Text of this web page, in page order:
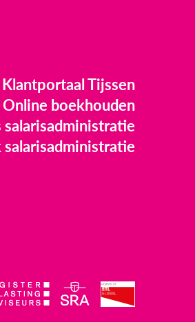
Klantportaal Tijssen
Online boekhouden
salarisadministratie
salarisadministratie